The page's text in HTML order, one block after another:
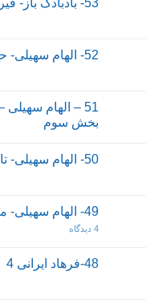
53- بادبادک باز- فیروز محمدی- بخش اول
52- الهام سهیلی- حشمت طمطراق- بخش چهارم
بخش سوم
50- الهام سهیلی- تایتانیک- بخش دوم
49- الهام سهیلی- مات ماتی- بخش اول
4 دیدگاه
48-فرهاد ایرانی 4